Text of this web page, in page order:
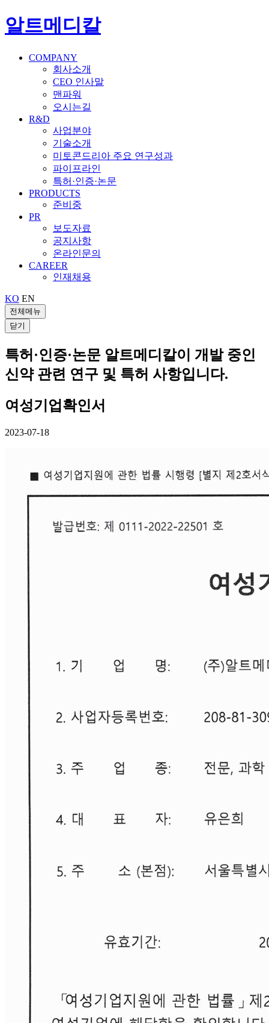
알트메디칼
COMPANY
회사소개
CEO 인사말
맨파워
오시는길
R&D
사업분야
기술소개
미토콘드리아 주요 연구성과
파이프라인
특허·인증·논문
PRODUCTS
준비중
PR
보도자료
공지사항
온라인문의
CAREER
인재채용
KO EN
전체메뉴
닫기
특허·인증·논문 알트메디칼이 개발 중인
신약 관련 연구 및 특허 사항입니다.
여성기업확인서
2023-07-18